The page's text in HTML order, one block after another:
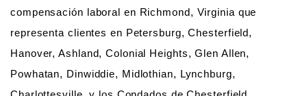
compensación laboral en Richmond, Virginia que
representa clientes en Petersburg, Chesterfield,
Hanover, Ashland, Colonial Heights, Glen Allen,
Powhatan, Dinwiddie, Midlothian, Lynchburg,